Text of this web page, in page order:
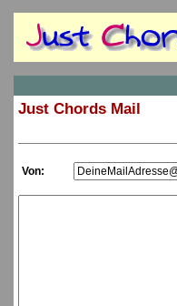
Just Chords Mail
Von: